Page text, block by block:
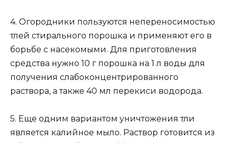
4. Огородники пользуются непереносимостью
тлей стирального порошка и применяют его в
борьбе с насекомыми. Для приготовления
средства нужно 10 г порошка на 1 л воды для
получения слабоконцентрированного
раствора, а также 40 мл перекиси водорода.
5. Еще одним вариантом уничтожения тли
является калийное мыло. Раствор готовится из